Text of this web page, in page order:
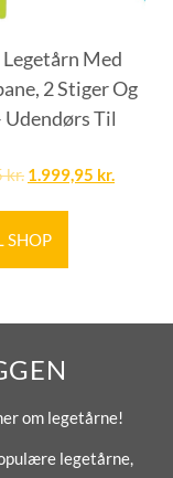
Legetårn Med
2 Stiger Og
Til
kr. 1.999,95 kr.
SHOP
om legetårne!
legetårne,